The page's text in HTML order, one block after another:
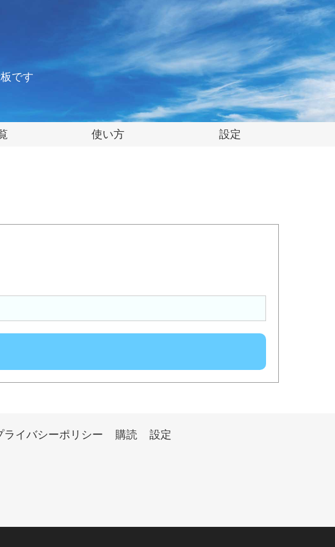
です
使い方 設定
ライバシーポリシー 購読 設定